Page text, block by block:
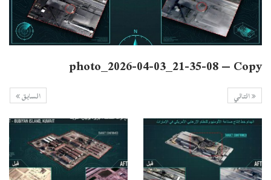
photo_2026-04-03_21-35-08 – Copy
التالي السابق